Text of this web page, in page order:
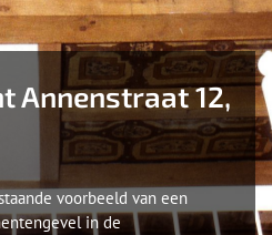
Annenstraat 12,
voorbeeld van een
in de